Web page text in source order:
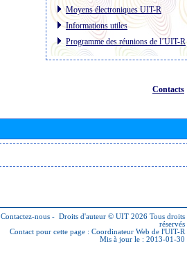
Moyens électroniques UIT-R
Informations utiles
Programme des réunions de l´UIT-R
Contacts
Contactez-nous - Droits d'auteur © UIT 2026 Tous droits
réservés
Contact pour cette page : Coordinateur Web de l'UIT-R
Mis à jour le : 2013-01-30